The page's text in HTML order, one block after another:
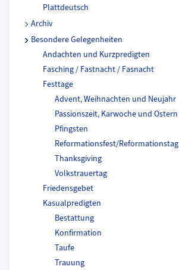
Plattdeutsch
Archiv
Besondere Gelegenheiten
Andachten und Kurzpredigten
Fasching / Fastnacht / Fasnacht
Festtage
Advent, Weihnachten und Neujahr
Passionszeit, Karwoche und Ostern
Pfingsten
Reformationsfest/Reformationstag
Thanksgiving
Volkstrauertag
Friedensgebet
Kasualpredigten
Bestattung
Konfirmation
Taufe
Trauung